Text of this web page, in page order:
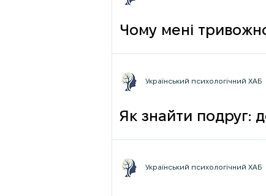
Чому мені
Як знайти подруг:
Український психологічний ХАБ
Український психологічний ХАБ